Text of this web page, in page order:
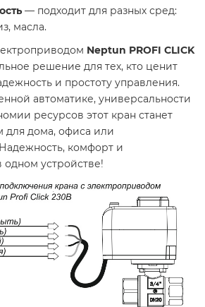
— подходит для разных сред:
масла.
Neptun PROFI CLICK
решение для тех, кто ценит
и простоту управления.
автоматике, универсальности
ресурсов этот кран станет
дома, офиса или
комфорт и
устройстве!